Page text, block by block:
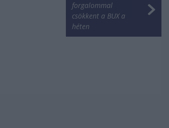
forgalommal
csökkent a BUX a
héten